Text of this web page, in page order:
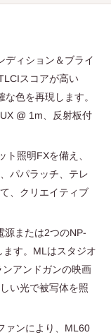
ディション＆ブライ
スコアが高い
色を再現します。
@ 1m、反射板付
照明FXを備え、
パパラッチ、テレ
、クリエイティブ
源または2つのNP-
す。MLはスタジオ
アンドガンの映画
い光で被写体を照
ァンにより、ML60